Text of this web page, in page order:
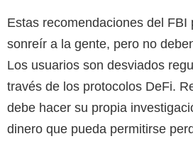
Estas recomendaciones del FBI
sonreír a la gente, pero no
Los usuarios son desviados
través de los protocolos DeFi.
debe hacer su propia
dinero que pueda permitirse